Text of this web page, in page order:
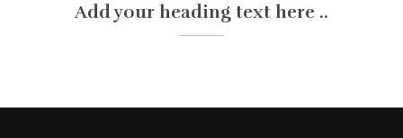
Add your heading text here ..